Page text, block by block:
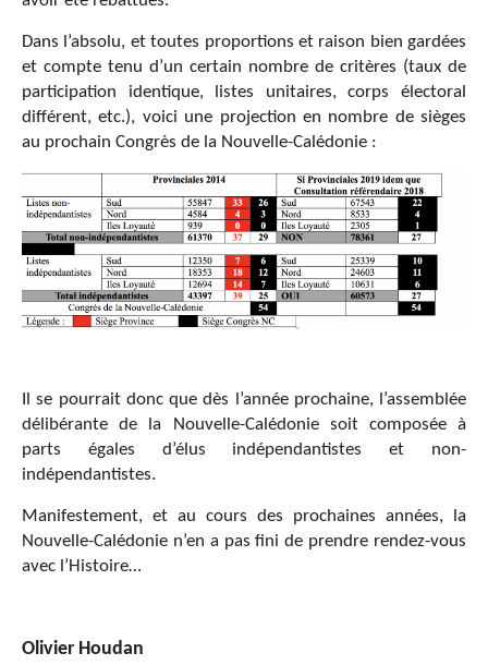
Dans l’absolu, et toutes proportions et raison bien gardées
et compte tenu d’un certain nombre de critères (taux de
participation identique, listes unitaires, corps électoral
différent, etc.), voici une projection en nombre de sièges
au prochain Congrès de la Nouvelle-Calédonie :
Il se pourrait donc que dès l’année prochaine, l’assemblée
délibérante de la Nouvelle-Calédonie soit composée à
parts égales d’élus indépendantistes et non-
indépendantistes.
Manifestement, et au cours des prochaines années, la
Nouvelle-Calédonie n’en a pas fini de prendre rendez-vous
avec l’Histoire…
Olivier Houdan